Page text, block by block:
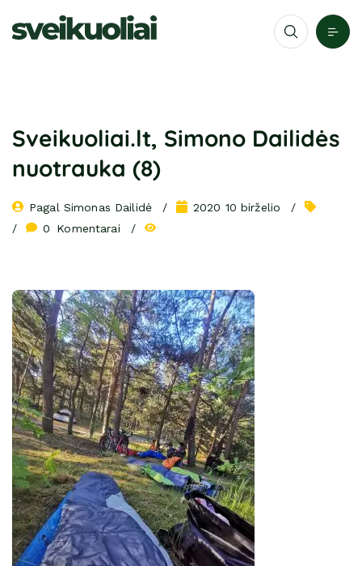
Sveikuoliai.lt, Simono Dailidės
nuotrauka (8)
Pagal Simonas Dailidė
2020 10 birželio
0
Komentarai